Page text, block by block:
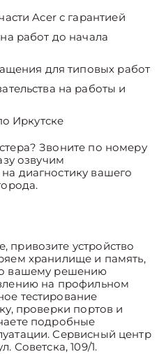
Acer с гарантией
работ до начала
для типовых работ
на работы и
Иркутске
Звоните по номеру
озвучим
диагностику вашего
устройство
хранилище и память,
вашему решению
на профильном
тестирование
проверки портов и
подробные
Сервисный центр
Советска, 109/1.